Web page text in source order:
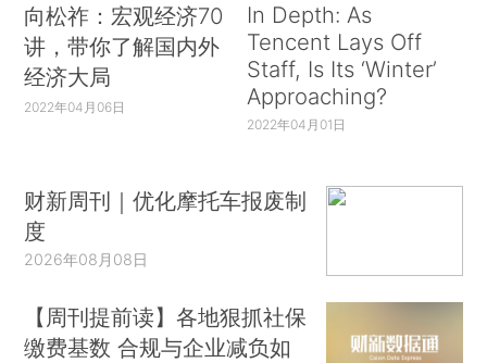
向松祚：宏观经济70
讲，带你了解国内外
经济大局
2022年04月06日
In Depth: As
Tencent Lays Off
Staff, Is Its ‘Winter’
Approaching?
2022年04月01日
财新周刊｜优化摩托车报废制
度
2026年08月08日
【周刊提前读】各地狠抓社保
缴费基数 合规与企业减负如